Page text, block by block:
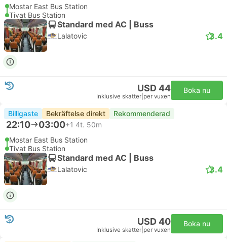
Mostar East Bus Station
Tivat Bus Station
Standard med AC | Buss
Lalatovic 3.4
USD 44
Inklusive skatter per vuxen
Boka nu
Billigaste Bekräftelse direkt Rekommenderad
22:10 03:00+1 4t. 50m
Mostar East Bus Station
Tivat Bus Station
Standard med AC | Buss
Lalatovic 3.4
USD 40
Inklusive skatter per vuxen
Boka nu